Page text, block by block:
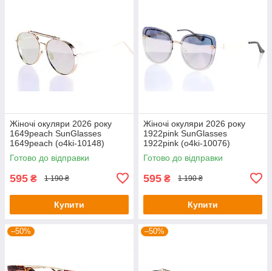
Жіночі окуляри 2026 року
1649peach SunGlasses
1649peach (o4ki-10148)
Готово до відправки
595 ₴ 1 190 ₴
Купити
Жіночі окуляри 2026 року
1922pink SunGlasses
1922pink (o4ki-10076)
Готово до відправки
595 ₴ 1 190 ₴
Купити
–50% –50%